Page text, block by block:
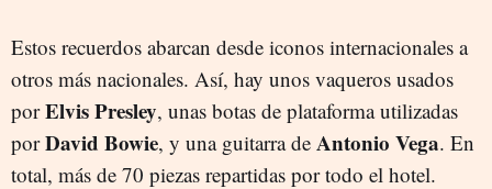
Estos recuerdos abarcan desde iconos internacionales a
otros más nacionales. Así, hay unos vaqueros usados
porElvis Presley, unas botas de plataforma utilizadas
porDavid Bowie, y una guitarra de Antonio Vega. En
total, más de 70 piezas repartidas por todo el hotel.